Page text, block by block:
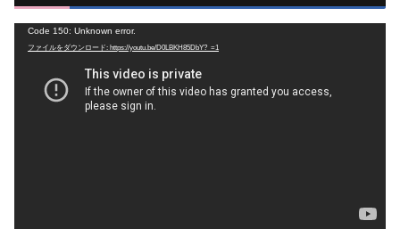
Code 150: Unknown error.
ファイルをダウンロード: https://youtu.be/D0LBKH85DbY?_=1